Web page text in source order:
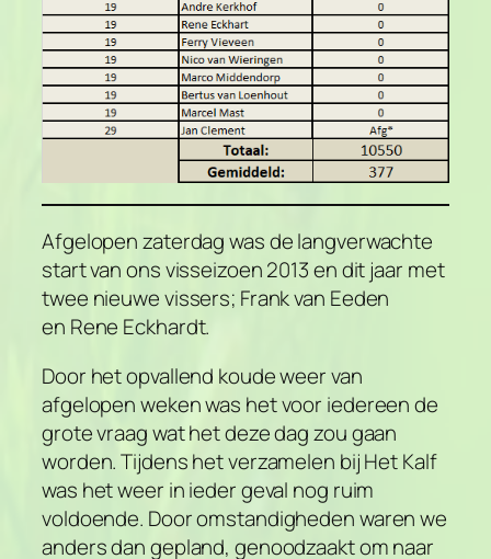
Afgelopen zaterdag was de langverwachte
start van ons visseizoen 2013 en dit jaar met
twee nieuwe vissers; Frank van Eeden
en Rene Eckhardt.
Door het opvallend koude weer van
afgelopen weken was het voor iedereen de
grote vraag wat het deze dag zou gaan
worden. Tijdens het verzamelen bij Het Kalf
was het weer in ieder geval nog ruim
voldoende. Door omstandigheden waren we
anders dan gepland, genoodzaakt om naar